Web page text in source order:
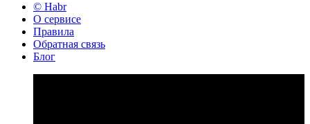
© Habr
О сервисе
Правила
Обратная связь
Блог